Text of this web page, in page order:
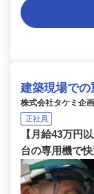
建築現場で
株式会社タケミ企画
正社員
【月給43万円
台の専用機で